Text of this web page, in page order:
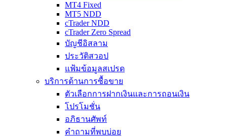
MT4 Fixed
MT5 NDD
cTrader NDD
cTrader Zero Spread
บัญชีอิสลาม
ประวัติสวอป
แฟ้มข้อมูลสเปรด
บริการด้านการซื้อขาย
ตัวเลือกการฝากเงินและการถอนเงิน
โปรโมชั่น
อภิธานศัพท์
คำถามที่พบบ่อย